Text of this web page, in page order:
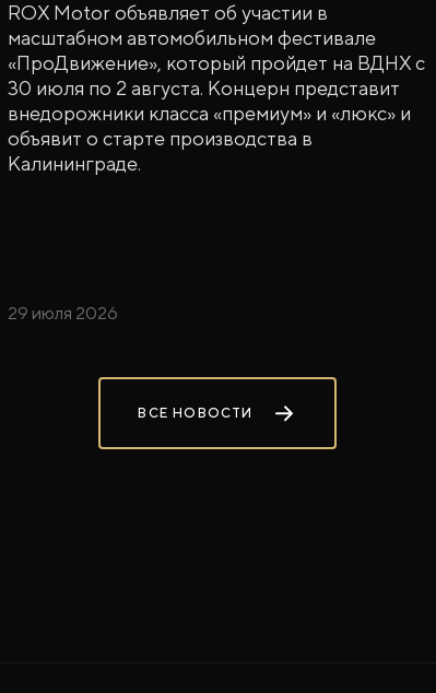
ROX Motor объявляет об участии в
масштабном автомобильном фестивале
«ПроДвижение», который пройдет на ВДНХ с
30 июля по 2 августа. Концерн представит
внедорожники класса «премиум» и «люкс» и
объявит о старте производства в
Калининграде.
29 июля 2026
ВСЕ НОВОСТИ